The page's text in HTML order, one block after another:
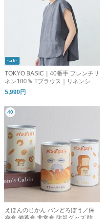
sale
TOKYO BASIC｜40番手 フレンチリ
ネン100％ Tブラウス｜リネンシャ
ツ リネンブラウス シャツブラウス
5,990円
えほんのじかん パンどろぼう／保